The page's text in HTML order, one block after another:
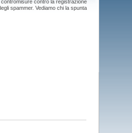
contro la registrazione
spammer. Vediamo chi la spunta